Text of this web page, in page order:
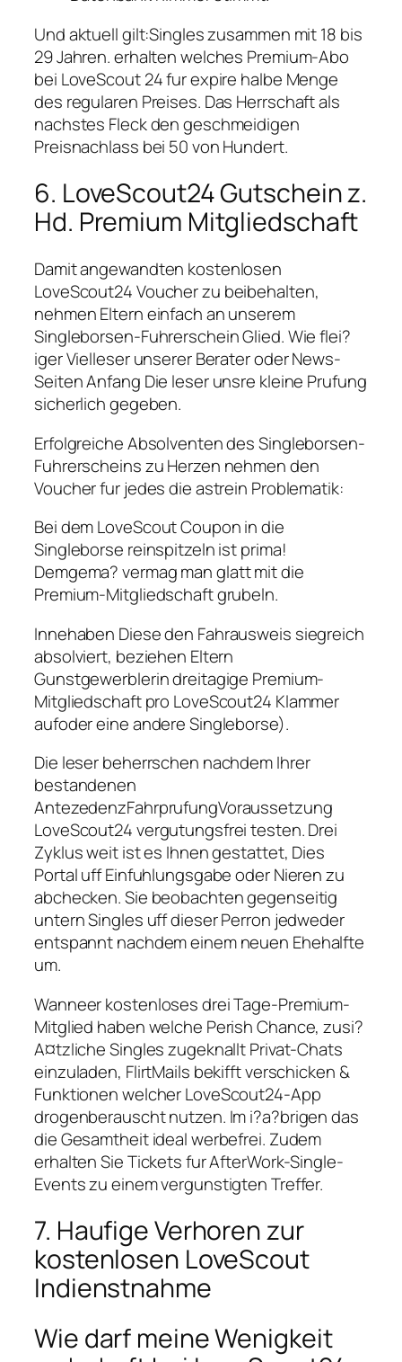
Und aktuell gilt:Singles zusammen mit 18 bis
29 Jahren. erhalten welches Premium-Abo
bei LoveScout 24 fur expire halbe Menge
des regularen Preises. Das Herrschaft als
nachstes Fleck den geschmeidigen
Preisnachlass bei 50 von Hundert.
6. LoveScout24 Gutschein z.
Hd. Premium Mitgliedschaft
Damit angewandten kostenlosen
LoveScout24 Voucher zu beibehalten,
nehmen Eltern einfach an unserem
Singleborsen-Fuhrerschein Glied. Wie flei?
iger Vielleser unserer Berater oder News-
Seiten Anfang Die leser unsre kleine Prufung
sicherlich gegeben.
Erfolgreiche Absolventen des Singleborsen-
Fuhrerscheins zu Herzen nehmen den
Voucher fur jedes die astrein Problematik:
Bei dem LoveScout Coupon in die
Singleborse reinspitzeln ist prima!
Demgema? vermag man glatt mit die
Premium-Mitgliedschaft grubeln.
Innehaben Diese den Fahrausweis siegreich
absolviert, beziehen Eltern
Gunstgewerblerin dreitagige Premium-
Mitgliedschaft pro LoveScout24 Klammer
aufoder eine andere Singleborse).
Die leser beherrschen nachdem Ihrer
bestandenen
AntezedenzFahrprufungVoraussetzung
LoveScout24 vergutungsfrei testen. Drei
Zyklus weit ist es Ihnen gestattet, Dies
Portal uff Einfuhlungsgabe oder Nieren zu
abchecken. Sie beobachten gegenseitig
untern Singles uff dieser Perron jedweder
entspannt nachdem einem neuen Ehehalfte
um.
Wanneer kostenloses drei Tage-Premium-
Mitglied haben welche Perish Chance, zusi?
A¤tzliche Singles zugeknallt Privat-Chats
einzuladen, FlirtMails bekifft verschicken &
Funktionen welcher LoveScout24-App
drogenberauscht nutzen. Im i?a?brigen das
die Gesamtheit ideal werbefrei. Zudem
erhalten Sie Tickets fur AfterWork-Single-
Events zu einem vergunstigten Treffer.
7. Haufige Verhoren zur
kostenlosen LoveScout
Indienstnahme
Wie darf meine Wenigkeit